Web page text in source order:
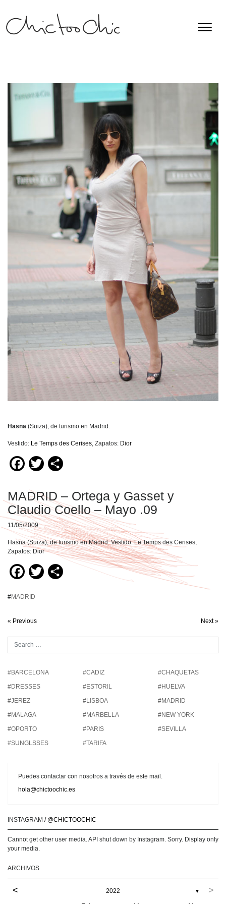
Hasna (Suiza), de turismo en Madrid.
Vestido: Le Temps des Cerises , Zapatos: Dior
Facebook
Twitter
MADRID – Ortega y Gasset y
Claudio Coello – Mayo .09
11/05/2009
Hasna (Suiza), de turismo en Madrid. Vestido: Le Temps des Cerises,
Zapatos: Dior
Facebook
Twitter Compartir
#MADRID
« Previous Next »
#BARCELONA #CADIZ
#CHAQUETAS
#DRESSES
#ESTORIL
#HUELVA
#JEREZ
#LISBOA
#MADRID
#MALAGA
#MARBELLA
#NEW YORK
#OPORTO
#PARIS
#SEVILLA
#SUNGLSSES
#TARIFA
Puedes contactar con nosotros a través de este mail.
hola@chictoochic.es
INSTAGRAM / @CHICTOOCHIC
Cannot get other user media. API shut down by Instagram. Sorry. Display only
your media.
ARCHIVOS
< 2022 ▼ >